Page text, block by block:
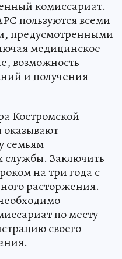
комиссариат.
пользуются всеми
предусмотренными
медицинское
возможность
и получения
Костромской
семьям
службы. Заключить
на три года с
расторжения.
по месту
своего